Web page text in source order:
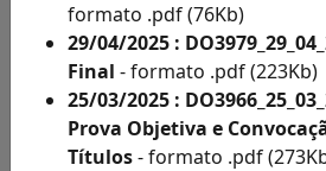
Concursos
Acompanhe
aqui
formato .pdf (76Kb)
29/04/2025 :
Final - formato .pdf (223Kb)
25/03/2025 :
Prova Objetiva e
Títulos- formato .pdf